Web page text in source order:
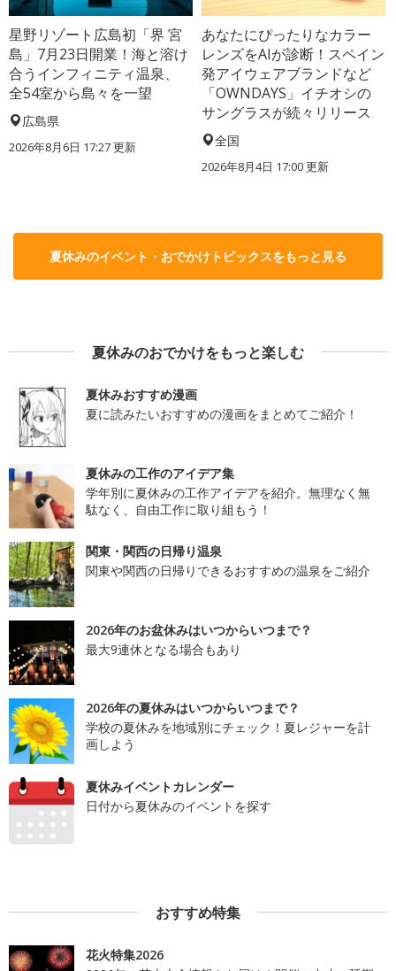
星野リゾート広島初「界 宮
島」7月23日開業！海と溶け
合うインフィニティ温泉、
全54室から島々を一望
広島県
2026年8月6日 17:27更新
あなたにぴったりなカラー
レンズをAIが診断！スペイン
発アイウェアブランドなど
「OWNDAYS」イチオシの
サングラスが続々リリース
全国
2026年8月4日 17:00更新
夏休みのイベント・おでかけトピックスをもっと見る
夏休みのおでかけをもっと楽しむ
夏休みおすすめ漫画
夏に読みたいおすすめの漫画をまとめてご紹介！
夏休みの工作のアイデア集
学年別に夏休みの工作アイデアを紹介。無理なく無
駄なく、自由工作に取り組もう！
関東・関西の日帰り温泉
関東や関西の日帰りできるおすすめの温泉をご紹介
2026年のお盆休みはいつからいつまで？
最大9連休となる場合もあり
2026年の夏休みはいつからいつまで？
学校の夏休みを地域別にチェック！夏レジャーを計
画しよう
夏休みイベントカレンダー
日付から夏休みのイベントを探す
おすすめ特集
花火特集2026